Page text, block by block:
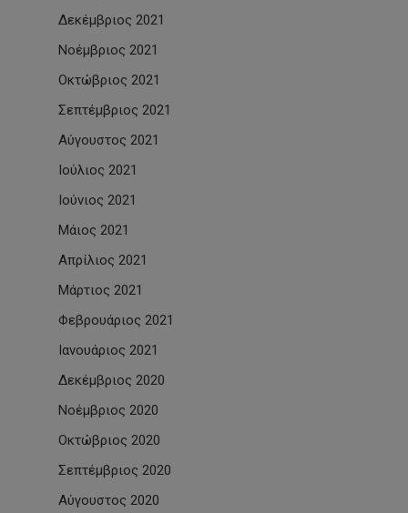
Δεκέμβριος 2021
Νοέμβριος 2021
Οκτώβριος 2021
Σεπτέμβριος 2021
Αύγουστος 2021
Ιούλιος 2021
Ιούνιος 2021
Μάιος 2021
Απρίλιος 2021
Μάρτιος 2021
Φεβρουάριος 2021
Ιανουάριος 2021
Δεκέμβριος 2020
Νοέμβριος 2020
Οκτώβριος 2020
Σεπτέμβριος 2020
Αύγουστος 2020